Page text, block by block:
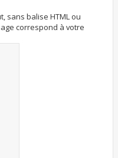
sans balise HTML ou
correspond à votre